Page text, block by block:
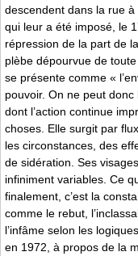
descendent dans la rue
qui leur a été imposé, le
répression de la part de
plèbe dépourvue de
se présente comme «
pouvoir. On ne peut
dont l’action continue
choses. Elle surgit par
les circonstances, des
de sidération. Ses
infiniment variables. Ce
finalement, c’est la
comme le rebut,
l’infâme selon les
en 1972, à propos de la